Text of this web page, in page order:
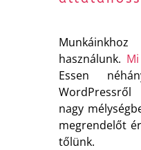
használunk.
Essen
nagy
megrendelőt
tőlünk.